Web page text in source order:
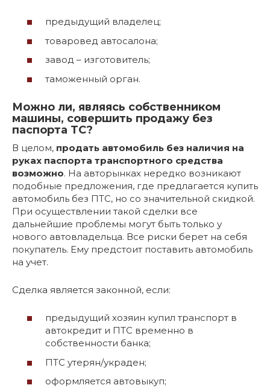
предыдущий владелец;
товаровед автосалона;
завод – изготовитель;
таможенный орган.
Можно ли, являясь собственником
машины, совершить продажу без
паспорта ТС?
В целом, продать автомобиль без наличия на
руках паспорта транспортного средства
возможно. На авторынках нередко возникают
подобные предложения, где предлагается купить
автомобиль без ПТС, но со значительной скидкой.
При осуществлении такой сделки все
дальнейшие проблемы могут быть только у
нового автовладельца. Все риски берет на себя
покупатель. Ему предстоит поставить автомобиль
на учет.
Сделка является законной, если:
предыдущий хозяин купил транспорт в
автокредит и ПТС временно в
собственности банка;
ПТС утерян/украден;
оформляется автовыкуп;